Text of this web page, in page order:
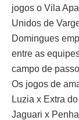
jogos o Vila
Unidos de
Domingues
entre as
campo de
Os jogos de
Luzia x Extra
Jaguari x